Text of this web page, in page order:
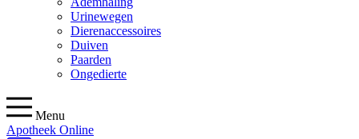
Urinewegen
Dierenaccessoires
Duiven
Paarden
Ongedierte
Menu
Apotheek Online